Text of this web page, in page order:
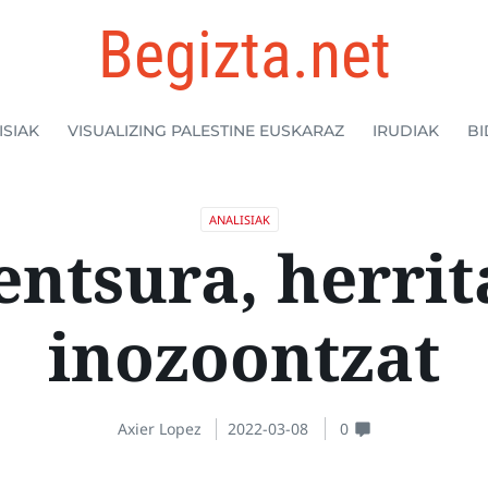
Begizta.net
VISUALIZING PALESTINE EUSKARAZ IRUDIAK
ANALISIAK
inozoontzat
Axier Lopez 2022-03-08 0